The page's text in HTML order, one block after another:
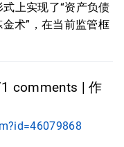
上实现了“资产负债
术”，在当前监管框
comments | 作